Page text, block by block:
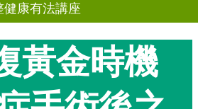
康有法講座
黃金時機